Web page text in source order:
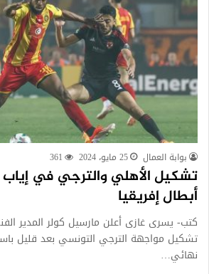
بوابة العمال 25 مايو، 2024 361
تشكيل الأهلي والترجي في
أبطال إفريقيا
كتب- يسرى غازى أعلن مارسيل كولر المدير
تشكيل مواجهة الترجي التونسي بعد قليل
نهائي…